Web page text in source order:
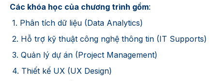
Các khóa học của chương trình gồm:
1. Phân tích dữ liệu (Data Analytics)
2. Hỗ trợ kỹ thuật công nghệ thông tin (IT Supports)
3. Quản lý dự án (Project Management)
4. Thiết kế UX (UX Design)